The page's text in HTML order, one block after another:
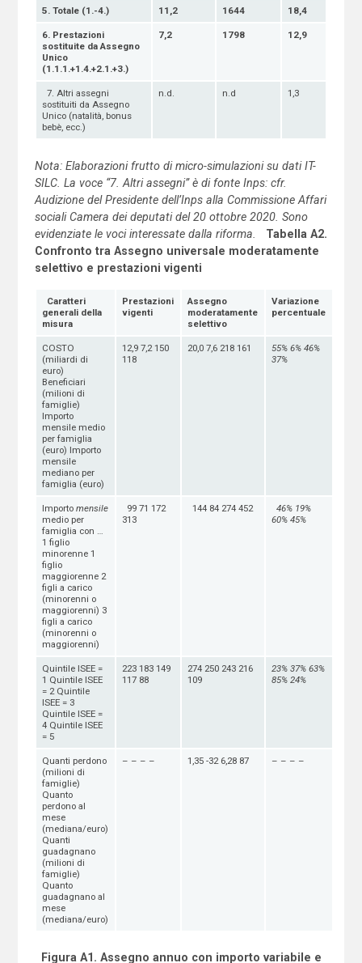
5. Totale (1.-4.) 11,2 1644 1 8,4
6. Prestazioni
sostituite da Assegno
Unico
(1.1.1.+1.4.+2.1.+3.)
7,2 1798 1 2,9
7. Altri assegni
sostituiti da Assegno
Unico (natalità, bonus
bebè, ecc.)
n.d. n.d 1,3
Nota: Elaborazioni frutto di micro-simulazioni su dati IT-
SILC. La voce “7. Altri assegni” è di fonte Inps: cfr.
Audizione del Presidente dell’Inps alla Commissione Affari
sociali Camera dei deputati del 20 ottobre 2020. Sono
evidenziate le voci interessate dalla riforma.
Ta bella A2.
Confronto tra Assegno universale moderatamente
selettivo e prestazioni vigenti
Caratteri
generali della
misura
Prestazioni
vigenti
Assegno
moderatamente
selettivo
Variazione
percentuale
COSTO
(miliardi di
euro)
Beneficiari
(milioni di
famiglie)
Importo
mensile medio
per famiglia
(euro) Importo
mensile
mediano per
famiglia (euro)
12,9 7,2 150
118
20,0 7,6 218 161 55% 6% 46%
37%
Importo mensile
medio per
famiglia con …
1 figlio
minorenne 1
figlio
maggiorenne 2
figli a carico
(minorenni o
maggiorenni) 3
figli a carico
(minorenni o
maggiorenni)
99 71 172
313
144 84 274 452 46% 19%
60% 45%
Quintile ISEE =
1 Quintile ISEE
= 2 Quintile
ISEE = 3
Quintile ISEE =
4 Quintile ISEE
= 5
223 183 149
117 88
274 250 243 216
109
23% 37% 63%
85% 24%
Quanti perdono
(milioni di
famiglie)
Quanto
perdono al
mese
(mediana/euro)
Quanti
guadagnano
(milioni di
famiglie)
Quanto
guadagnano al
mese
(mediana/euro)
– – – – 1,35 -32 6,28 87 – – – –
Figura A1. Assegno annuo con importo variabile e